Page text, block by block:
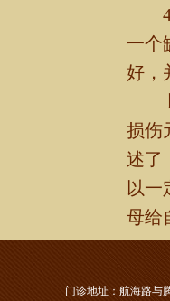
4、
一个
好，
以
损伤
述了
以一
母给
门诊地址：航海路与